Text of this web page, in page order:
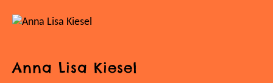
Anna Lisa Kiesel